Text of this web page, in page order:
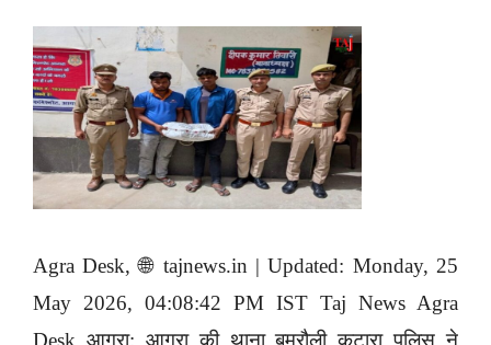
Agra Desk, 🌐 tajnews.in | Updated: Monday, 25
May 2026, 04:08:42 PM IST Taj News Agra
Desk आगरा: आगरा की थाना बमरौली कटारा पुलिस ने